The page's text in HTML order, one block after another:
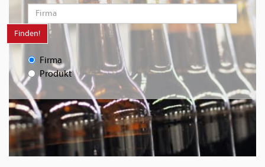
Finden!
Firma
Produkt